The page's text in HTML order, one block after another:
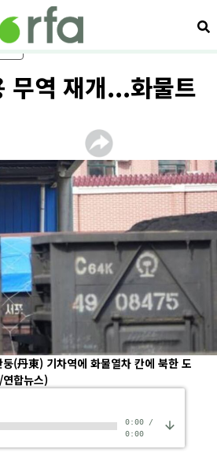
검
무역 재개...화물트
(丹東) 기차역에 화물열차 칸에 북한 도
합뉴스)
0:00/
0:00